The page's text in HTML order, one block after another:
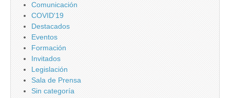
Comunicación
COVID'19
Destacados
Eventos
Formación
Invitados
Legislación
Sala de Prensa
Sin categoría